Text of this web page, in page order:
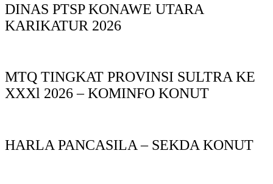
DINAS PTSP KONAWE UTARA
KARIKATUR 2026
MTQ TINGKAT PROVINSI SULTRA KE
XXXl 2026 – KOMINFO KONUT
HARLA PANCASILA – SEKDA KONUT